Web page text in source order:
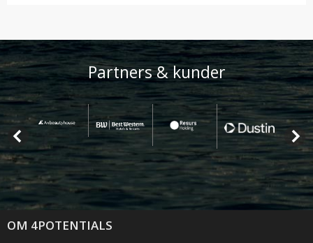
Partners & kunder
OM 4POTENTIALS